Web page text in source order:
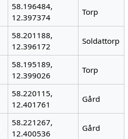
58.196484,
12.397374
Torp
58.201188,
12.396172
Soldattorp
58.195189,
12.399026
Torp
58.220115,
12.401761
Gård
58.221267,
12.400536
Gård